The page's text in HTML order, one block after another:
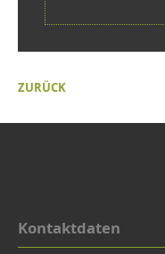
ZURÜCK
Kontaktdaten